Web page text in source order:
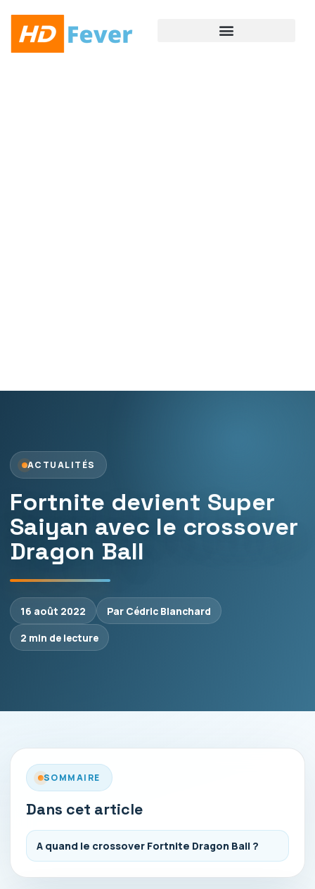
ACTUALITÉS
Fortnite devient Super
Saiyan avec le crossover
Dragon Ball
16 août 2022
Par Cédric Blanchard
2 min de lecture
SOMMAIRE
Dans cet article
A quand le crossover Fortnite Dragon Ball ?